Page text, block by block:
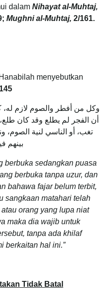
dalam Nihayat al-Muhtaj,
Mughni al-Muhtaj, 2/161.
menyebutkan
وكل من أفطر والصوم لازم له،
أن الفجر لم يطلع وقد كان
تغب، أو الناسي لنية الصوم،
بينهم
berbuka sedangkan puasa
berbuka tanpa uzur, dan
bahawa fajar belum terbit,
sangkaan matahari telah
orang yang lupa niat
maka dia wajib untuk
tanpa ada khilaf
berkaitan hal ini.”
Tidak Batal